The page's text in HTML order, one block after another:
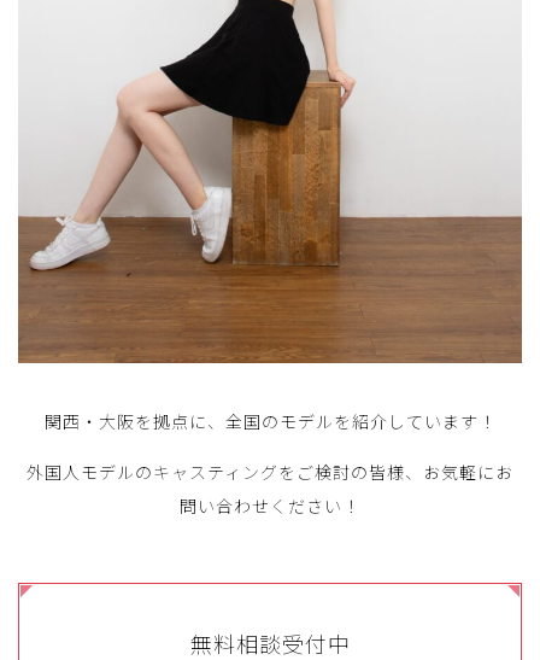
関西・大阪を拠点に、全国のモデルを紹介しています！
外国人モデルのキャスティングをご検討の皆様、お気軽にお
問い合わせください！
無料相談受付中